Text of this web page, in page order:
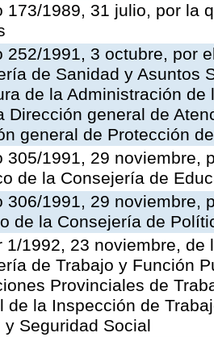
173/1989, 31 julio, por la
252/1991, 3 octubre, por
de Sanidad y Asuntos
de la Administración
Dirección general de
general de Protección
305/1991, 29 noviembre,
de la Consejería de
306/1991, 29 noviembre,
de la Consejería de
1/1992, 23 noviembre,
de Trabajo y Función
Provinciales de
de la Inspección de
y Seguridad Social